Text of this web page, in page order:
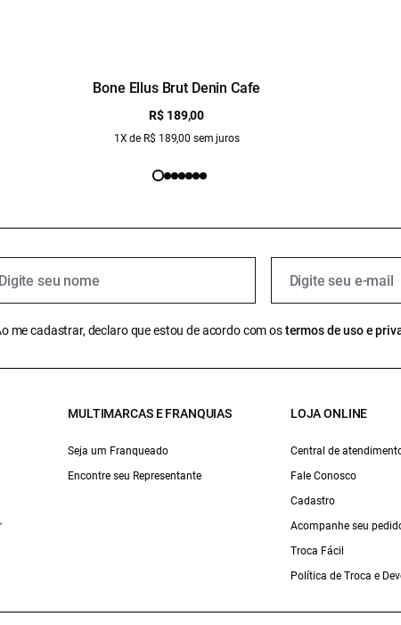
Bone Ellus Brut Denin Cafe
R$ 189,00
1X de R$ 189,00 sem juros
me cadastrar, declaro que estou de acordo com ostermos de uso e
MULTIMARCAS E FRANQUIAS
Seja um Franqueado
Encontre seu Representante
LOJA ONLINE
Central de
Fale Conosco
Cadastro
Acompanhe seu
Troca Fácil
Política de Troca e